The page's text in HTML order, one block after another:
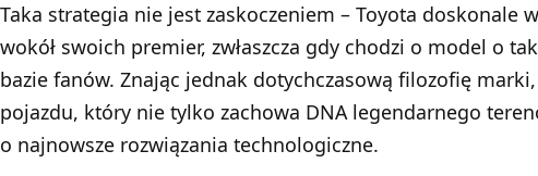
Taka strategia nie jest zaskoczeniem – Toyota doskonale
wokół swoich premier, zwłaszcza gdy chodzi o model o
bazie fanów. Znając jednak dotychczasową filozofię
pojazdu, który nie tylko zachowa DNA legendarnego
o najnowsze rozwiązania technologiczne.